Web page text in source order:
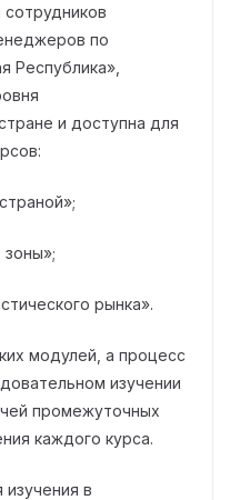
по
Республика»,
и доступна для
рынка».
модулей, а процесс
изучении
промежуточных
каждого курса.
в